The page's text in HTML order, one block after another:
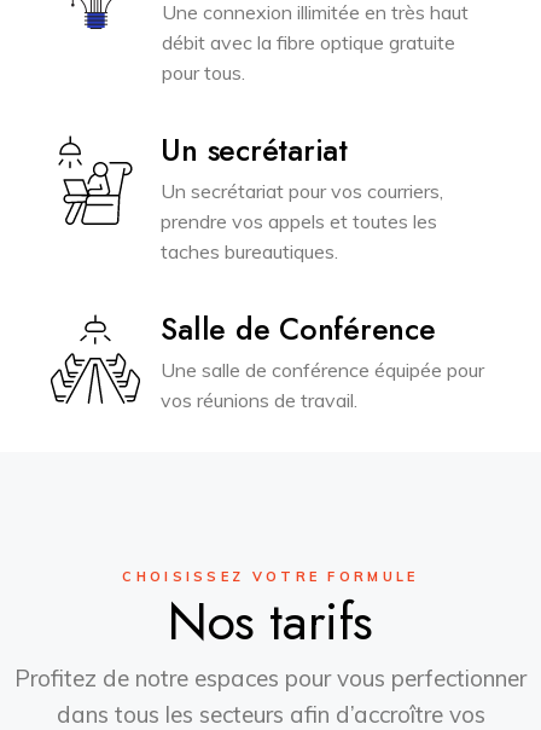
Une connexion illimitée en très haut
débit avec la fibre optique gratuite
pour tous.
Un secrétariat
Un secrétariat pour vos courriers,
prendre vos appels et toutes les
taches bureautiques.
Salle de Conférence
Une salle de conférence équipée pour
vos réunions de travail.
CHOISISSEZ VOTRE FORMULE
Nos tarifs
Profitez de notre espaces pour vous perfectionner
dans tous les secteurs afin d’accroître vos